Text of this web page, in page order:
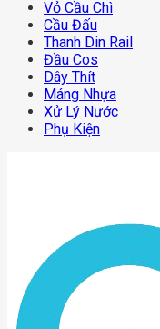
Vỏ Cầu Chì
Cầu Đấu
Thanh Din Rail
Đầu Cos
Dây Thít
Máng Nhựa
Xử Lý Nước
Phụ Kiện